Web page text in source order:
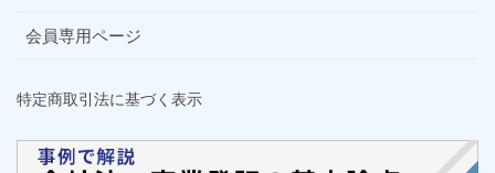
会員専用ページ
特定商取引法に基づく表示